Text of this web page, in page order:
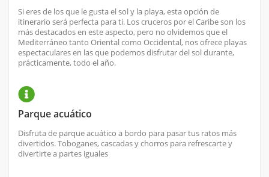
Si eres de los que le gusta el sol y la playa, esta opción de
itinerario será perfecta para ti. Los cruceros por el Caribe son los
más destacados en este aspecto, pero no olvidemos que el
Mediterráneo tanto Oriental como Occidental, nos ofrece playas
espectaculares en las que podemos disfrutar del sol durante,
prácticamente, todo el año.
Parque acuático
Disfruta de parque acuático a bordo para pasar tus ratos más
divertidos. Toboganes, cascadas y chorros para refrescarte y
divertirte a partes iguales